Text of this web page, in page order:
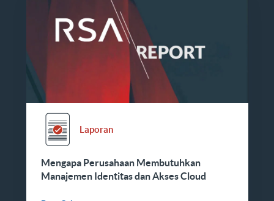
Laporan
Mengapa Perusahaan Membutuhkan
Manajemen Identitas dan Akses Cloud